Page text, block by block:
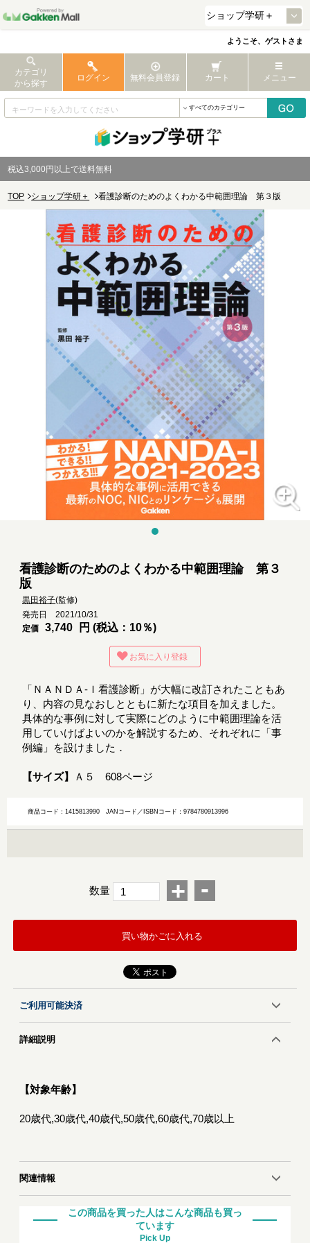
ようこそ、ゲストさま
カテゴリ
から探す
ログイン 無料会員登録 カート メニュー
税込3,000円以上で送料無料
TOP ショップ学研＋ 看護診断のためのよくわかる中範囲理論 第３版
看護診断のためのよくわかる中範囲理論 第３
版
黒田裕子(監修)
発売日 2021/10/31
定価
3,740 円 (税込：10％)
お気に入り登録
「ＮＡＮＤＡ-Ｉ看護診断」が大幅に改訂されたこともあ
り、内容の見なおしとともに新たな項目を加えました。
具体的な事例に対して実際にどのように中範囲理論を活
用していけばよいのかを解説するため、それぞれに「事
例編」を設けました．
【サイズ】 Ａ５ 608ページ
商品コード：1415813990JANコード／ISBNコード：9784780913996
数量 + -
買い物かごに入れる
ご利用可能決済
詳細説明
【対象年齢】
20歳代,30歳代,40歳代,50歳代,60歳代,70歳以上
関連情報
この商品を買った人はこんな商品も買っ
ています
Pick Up